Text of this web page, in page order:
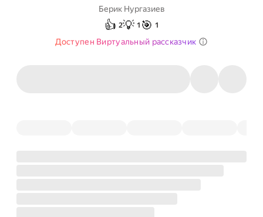
Берик Нургазиев
👍 2💡 1 🎯 1
Доступен Виртуальный рассказчик